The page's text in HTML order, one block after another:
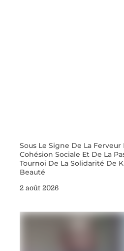
Sous Le Signe De La Ferveur
Cohésion Sociale Et De La
Tournoi De La Solidarité De
Beauté
2 août 2026